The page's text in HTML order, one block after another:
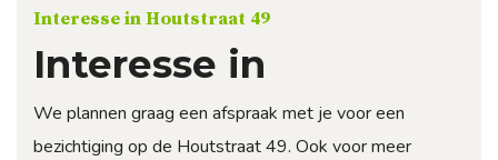
Interesse in Houtstraat 49
Interesse in
We plannen graag een afspraak met je voor een
bezichtiging op de Houtstraat 49. Ook voor meer